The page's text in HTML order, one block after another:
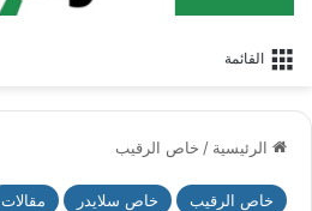
القائمة
الرئيسية / خاص الرقيب
خاص الرقيب خاص سلايدر مقالات